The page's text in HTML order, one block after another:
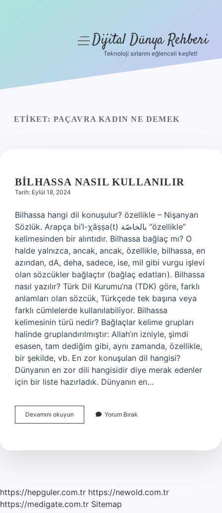
Yasal Uyarı
menüyüDijital Dünya Rehberi
Teknoloji sırlarını eğlenceli keşfet!
ETIKET: PAÇAVRA KADIN NE DEMEK
BILHASSA NASIL KULLANILIR
Tarih: Eylül 18, 2024
Bilhassa hangi dil konuşulur? özellikle – Nişanyan
Sözlük. Arapça bi’l-χāṣṣa(t) بالخاصّة “özellikle”
kelimesinden bir alıntıdır. Bilhassa bağlaç mı? O
halde yalnızca, ancak, ancak, özellikle, bilhassa, en
azından, dA, deha, sadece, ise, miI gibi vurgu işlevi
olan sözcükler bağlaçtır (bağlaç edatları). Bilhassa
nasıl yazılır? Türk Dil Kurumu’na (TDK) göre, farklı
anlamları olan sözcük, Türkçede tek başına veya
farklı cümlelerde kullanılabiliyor. Bilhassa
kelimesinin türü nedir? Bağlaçlar kelime grupları
halinde gruplandırılmıştır: Allah’ın izniyle, şimdi
esasen, tam dediğim gibi, aynı zamanda, özellikle,
bir şekilde, vb. En zor konuşulan dil hangisi?
Dünyanın en zor dili hangisidir diye merak edenler
için bir liste hazırladık. Dünyanın en…
Devamını okuyun Bilhassa
Nasıl
Yorum Bırak
https://hepguler.com.tr https://newold.com.tr
https://medigate.com.tr Sitemap